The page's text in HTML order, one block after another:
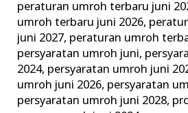
peraturan umroh terbaru juni
umroh terbaru juni 2026,
juni 2027, peraturan umroh
persyaratan umroh juni,
2024, persyaratan umroh juni
umroh juni 2026, persyaratan
persyaratan umroh juni 2028,